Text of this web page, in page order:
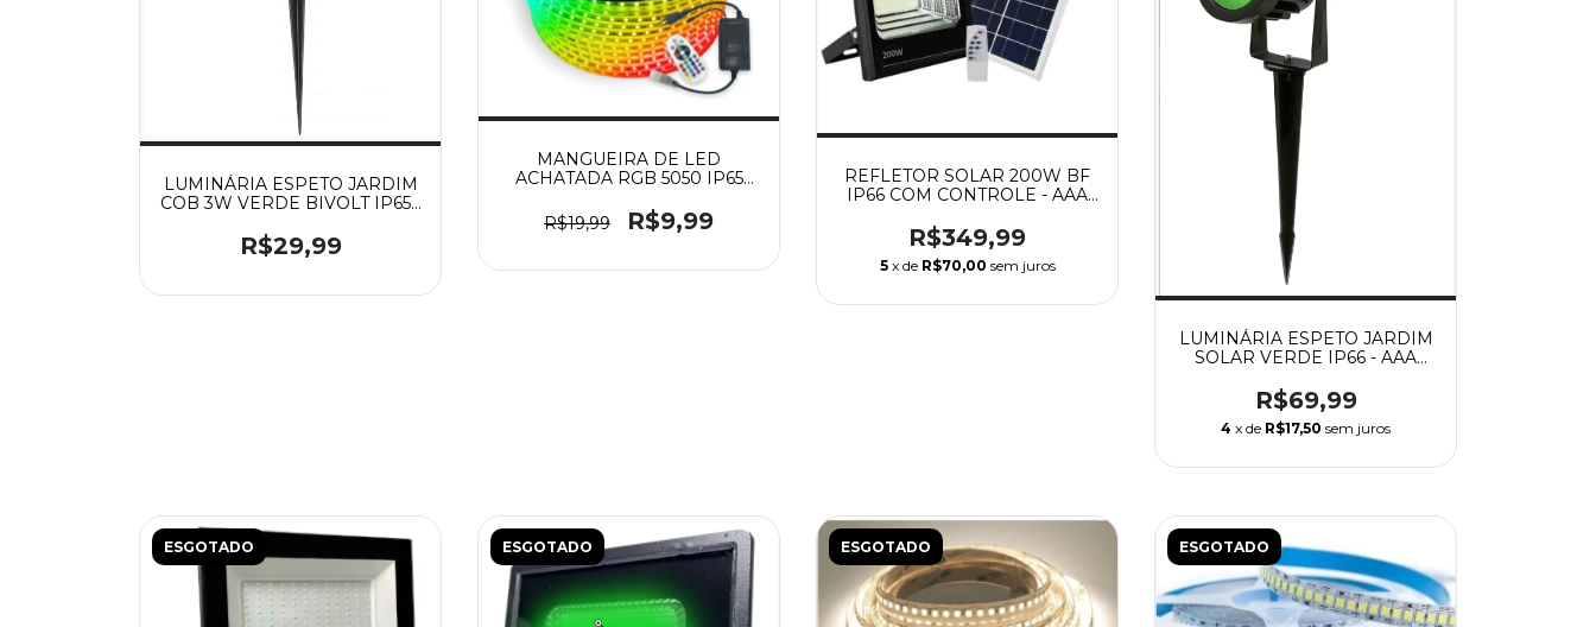
LUMINÁRIA ESPETO JARDIM
COB 3W VERDE BIVOLT IP65 -
R$29,99
MANGUEIRA DE LED
ACHATADA RGB 5050 IP65
R$19,99
R$9,99
REFLETOR SOLAR 200W BF
IP66 COM CONTROLE - AAA
R$349,99
5 x de R$70,00 sem juros
LUMINÁRIA ESPETO JARDIM
SOLAR VERDE IP66 - AAA
R$69,99
4 x de R$17,50 sem juros
ESGOTADO ESGOTADO ESGOTADO ESGOTADO